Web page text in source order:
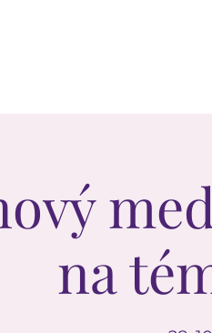
na